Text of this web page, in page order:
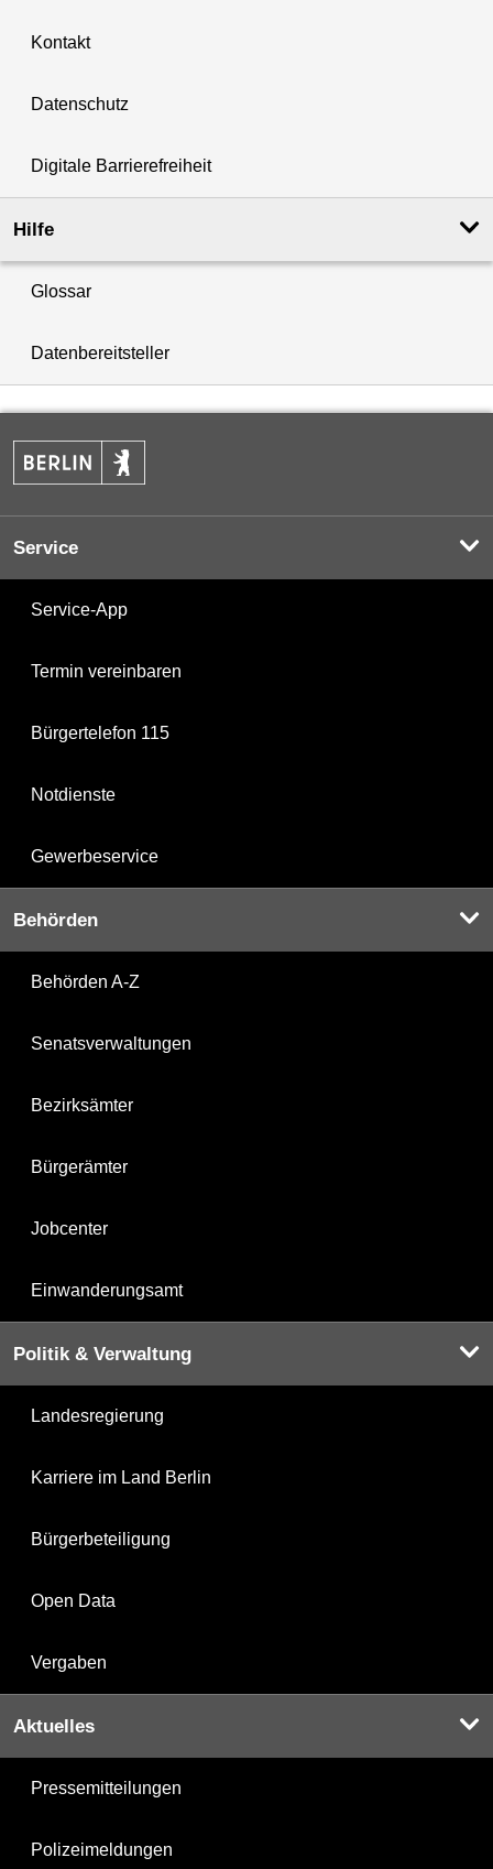
Kontakt
Datenschutz
Digitale Barrierefreiheit
Hilfe
Glossar
Datenbereitsteller
Service
Service-App
Termin vereinbaren
Bürgertelefon 115
Notdienste
Gewerbeservice
Behörden
Behörden A-Z
Senatsverwaltungen
Bezirksämter
Bürgerämter
Jobcenter
Einwanderungsamt
Politik & Verwaltung
Landesregierung
Karriere im Land Berlin
Bürgerbeteiligung
Open Data
Vergaben
Aktuelles
Pressemitteilungen
Polizeimeldungen